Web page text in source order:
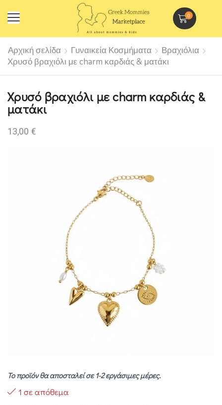
0
Αρχική σελίδα Γυναικεία Κοσμήματα
Βραχιόλια
Χρυσό βραχιόλι με charm καρδιάς & ματάκι
Χρυσό βραχιόλι με charm καρδιάς &
ματάκι
13,00 €
Το προϊόν θα αποσταλεί σε 1-2 εργάσιμες μέρες.
1 σε απόθεμα